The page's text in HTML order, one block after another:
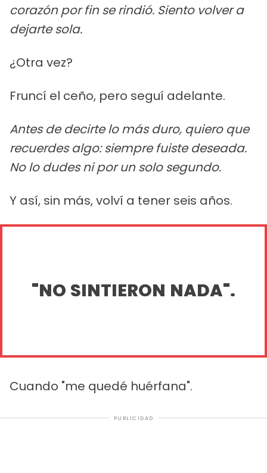
corazón por fin se rindió. Siento volver a
dejarte sola.
¿Otra vez?
Fruncí el ceño, pero seguí adelante.
Antes de decirte lo más duro, quiero que
recuerdes algo: siempre fuiste deseada.
No lo dudes ni por un solo segundo.
Y así, sin más, volví a tener seis años.
"NO SINTIERON NADA".
Cuando "me quedé huérfana".
PUBLICIDAD